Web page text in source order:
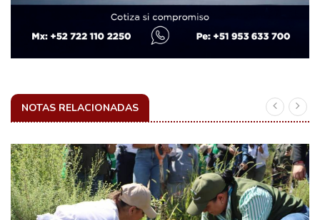
NOTAS RELACIONADAS